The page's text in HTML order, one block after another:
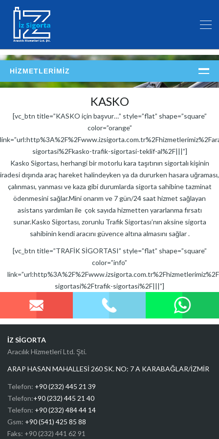
HIZMETLERIMIZ
KONUT SIGORTASI
Konut paket sigortası
Site / apartman yönetimi ortak alan paket sigortası
Zorunlu deprem sigortası
SAĞLIK SIGORTASI
Bireysel sağlık sigortası
Tamamlayıcı sağlık sigortası
Yabancı uyruklular sağlık sigortası
SEYEHAT VE FERDI KAZA
Yurtdışı seyahat sigortası
Ferdi kaza sigortası
İŞYERI
Kobi paket sigortası
İşyeri paket sigortası
Site / Apartman Yönetimi Ortak Alan Paket Sigortası
BİREYSEL EMEKLİLİK VE HAYAT SİGORTASI
Bireysel emeklilik
Tam kapsamlı Hayat sigortası
Kadına özel kritik hastalık sigortası
KASKO
[vc_btn title=”KASKO için başvur…” style=”flat” shape=”square”
color=”orange”
sigortasi%2Fkasko-trafik-sigortasi-teklif-al%2F|||”]
Kasko Sigortası, herhangi bir motorlu kara taşıtının sigortalı kişinin
iradesi dışında araç hareket halindeyken ya da dururken hasara uğraması,
çalınması, yanması ve kaza gibi durumlarda sigorta sahibine tazminat
ödenmesini sağlar.Mini onarım ve 7 gün/24 saat hizmet sağlayan
asistans yardımları ile çok sayıda hizmetten yararlanma fırsatı
sunar.Kasko Sigortası, zorunlu Trafik Sigortası’nın aksine sigorta
sahibinin kendi aracını güvence altına almasını sağlar .
[vc_btn title=”TRAFİK SİGORTASI” style=”flat” shape=”square”
color=”info”
sigortasi%2Ftrafik-sigortasi%2F|||”]
İZ SİGORTA
Aracılık Hizmetleri Ltd. Şti.
ARAP HASAN MAHALLESİ 260 SK. NO: 7 A KARABAĞLAR/İZMİR
Telefon: +90 (232) 445 21 39
Telefon:+90 (232) 445 21 40
Telefon: +90 (232) 484 44 14
Gsm: +90 (541) 425 85 88
Faks: +90 (232) 441 62 91